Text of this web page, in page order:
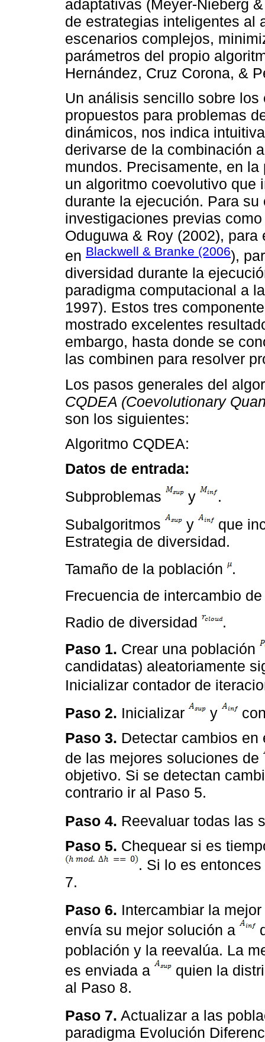
adaptativas (Meyer-Nieberg
de estrategias inteligentes al
escenarios complejos,
parámetros del propio
Hernández, Cruz Corona, &
Un análisis sencillo sobre
propuestos para problemas
dinámicos, nos indica
derivarse de la combinación
mundos. Precisamente, en
un algoritmo coevolutivo que
durante la ejecución. Para
investigaciones previas
Oduguwa & Roy (2002),
en Blackwell & Branke (2006),
diversidad durante la
paradigma computacional a
1997). Estos tres
mostrado excelentes
embargo, hasta donde se
las combinen para resolver
Los pasos generales del
CQDEA (Coevolutionary
son los siguientes:
Algoritmo CQDEA:
Datos de entrada:
Subproblemas
y
.
Subalgoritmos
y
que
Estrategia de diversidad.
Tamaño de la población
.
Frecuencia de intercambio
Radio de diversidad
.
Paso 1. Crear una población
candidatas) aleatoriamente
Inicializar contador de
Paso 2. Inicializar y
Paso 3. Detectar cambios
de las mejores soluciones de
objetivo. Si se detectan
contrario ir al Paso 5.
Paso 4. Reevaluar todas las
Paso 5. Chequear si es
. Si lo es
7.
Paso 6. Intercambiar la
envía su mejor solución a
población y la reevalúa. La
es enviada a
quien la
al Paso 8.
Paso 7. Actualizar a las
paradigma Evolución